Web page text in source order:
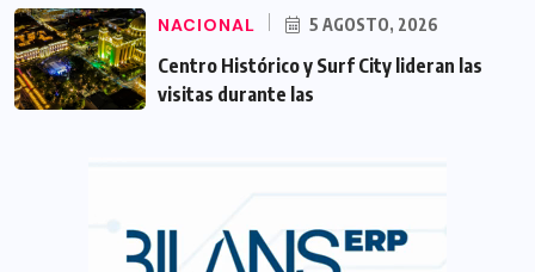
NACIONAL 5 AGOSTO, 2026
Centro Histórico y Surf City lideran las
visitas durante las